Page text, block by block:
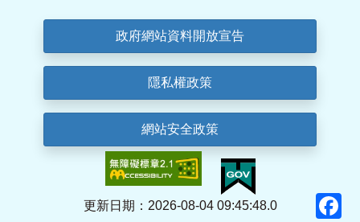
政府網站資料開放宣告
隱私權政策
網站安全政策
更新日期：2026-08-04 09:45:48.0